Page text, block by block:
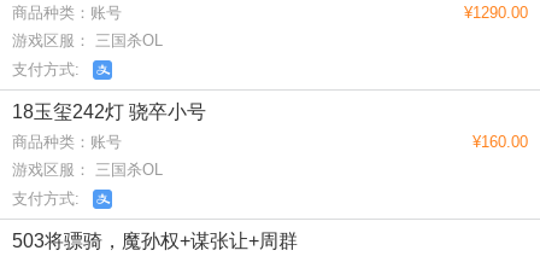
商品种类：账号
游戏区服： 三国杀OL
支付方式:
¥1290.00
18玉玺242灯 骁卒小号
商品种类：账号
游戏区服： 三国杀OL
支付方式:
¥160.00
503将骠骑，魔孙权+谋张让+周群